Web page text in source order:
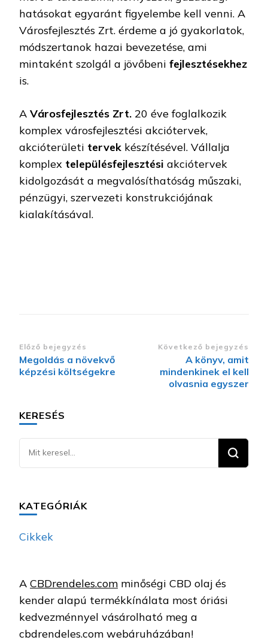
hatásokat egyaránt figyelembe kell venni. A
Városfejlesztés Zrt. érdeme a jó gyakorlatok,
módszertanok hazai bevezetése, ami
mintaként szolgál a jövőbeni fejlesztésekhez
is.
A Városfejlesztés Zrt. 20 éve foglalkozik
komplex városfejlesztési akciótervek,
akcióterületi tervek készítésével. Vállalja
komplex településfejlesztési akciótervek
kidolgozását a megvalósíthatóság műszaki,
pénzügyi, szervezeti konstrukciójának
kialakításával.
Bejegyzések
navigációja
Előző bejegyzés
Megoldás a növekvő
képzési költségekre
Következő bejegyzés
A könyv, amit
mindenkinek el kell
olvasnia egyszer
KERESÉS
Keresel
valamit?
KATEGÓRIÁK
Cikkek
A CBDrendeles.com minőségi CBD olaj és
kender alapú termékkínálata most óriási
kedvezménnyel vásárolható meg a
cbdrendeles.com webáruházában!